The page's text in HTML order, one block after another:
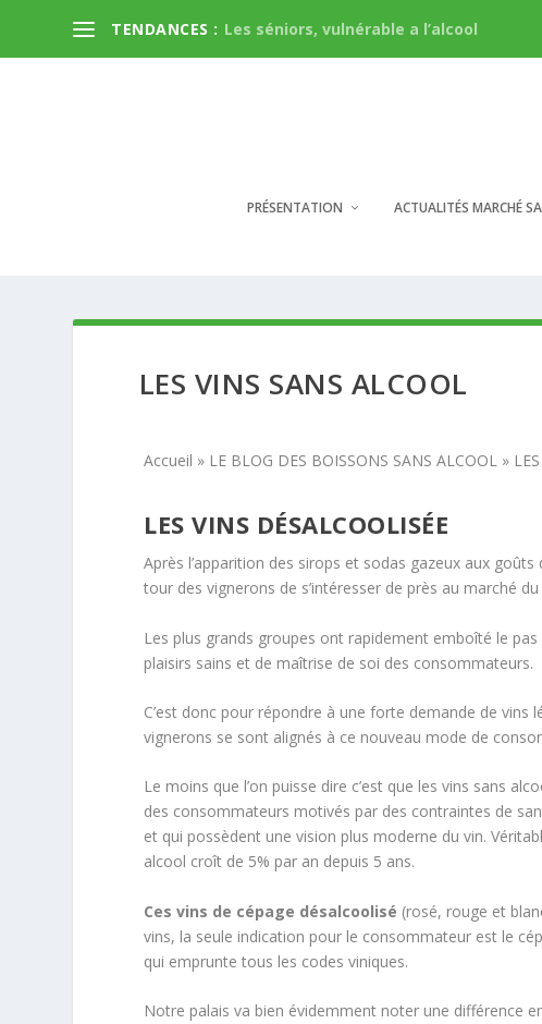
TENDANCES : Les séniors, vulnérable a l’alcool
PRÉSENTATION ACTUALITÉS MARCHÉ
LES VINS SANS ALCOOL
Accueil » LE BLOG DES BOISSONS SANS ALCOOL »
LES VINS DÉSALCOOLISÉE
Après l’apparition des sirops et sodas gazeux aux
tour des vignerons de s’intéresser de près au marché
Les plus grands groupes ont rapidement emboîté le
plaisirs sains et de maîtrise de soi des consommateurs.
C’est donc pour répondre à une forte demande de vins
vignerons se sont alignés à ce nouveau mode de
Le moins que l’on puisse dire c’est que les vins sans
des consommateurs motivés par des contraintes de
et qui possèdent une vision plus moderne du vin.
alcool croît de 5% par an depuis 5 ans.
Ces vins de cépage désalcoolisé (rosé, rouge et
vins, la seule indication pour le consommateur est le
qui emprunte tous les codes viniques.
Notre palais va bien évidemment noter une différence